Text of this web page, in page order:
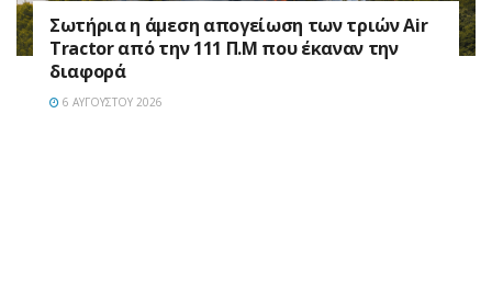
Σωτήρια η άμεση απογείωση των τριών Air
Tractor από την 111 Π.M που έκαναν την
διαφορά
6 ΑΥΓΟΎΣΤΟΥ 2026